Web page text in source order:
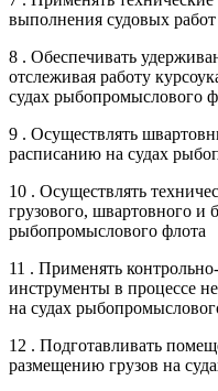
выполнения судовых
8 . Обеспечивать
отслеживая работу
судах рыбопромыслового
9 . Осуществлять
расписанию на судах
10 . Осуществлять
грузового, швартовного и
рыбопромыслового флота
11 . Применять
инструменты в процессе
на судах
12 . Подготавливать
размещению грузов на